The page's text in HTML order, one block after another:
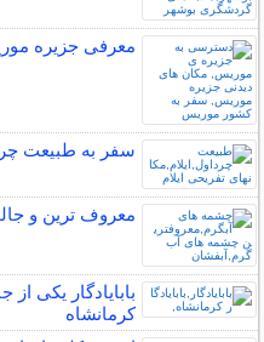
معرفی جزیره
سفر به طبیعت
معروف ترین و
بابایادگار یکی
کرمانشاه